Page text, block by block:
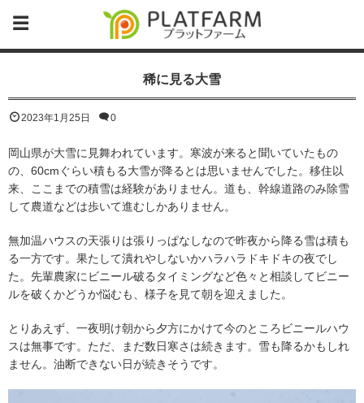
稀に見る大雪
2023年1月25日 0
岡山県が大雪に見舞われています。寒波が来ると聞いていたもの
の、60cmぐらい積もる大雪が降るとは思いませんでした。移住以
来、ここまでの積雪は経験がありません。道も、幹線道路のみ除雪
して農道などは歩いて進むしかありません。
無加温ハウスの天張りは張りっぱなしなので昨夜から降る雪は積も
る一方です。果たして潰れやしないかハラハラドキドキの夜でし
た。先輩農家にビニール破るタイミングなど色々と相談してビニー
ルを破くかどうか悩むも、様子を見て朝を迎えました。
とりあえず、一夜明け朝から夕方にかけて今のところビニールハウ
スは無事です。ただ、まだ数日寒さは続きます。雪も降るかもしれ
ません。油断できない日が続きそうです。